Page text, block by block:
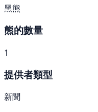
黑熊
熊的數量
1
提供者類型
新聞